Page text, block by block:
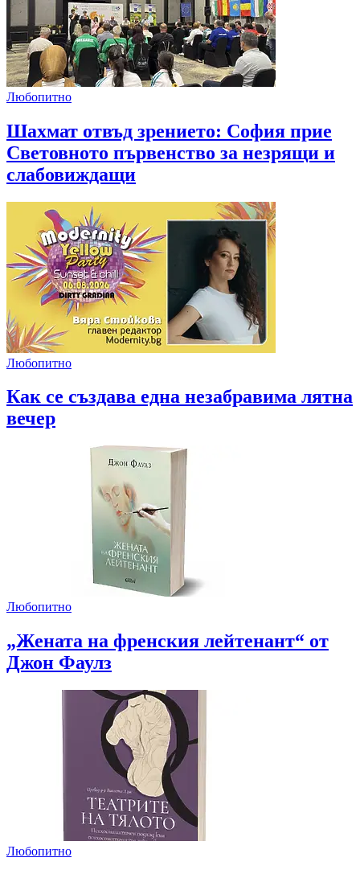
Любопитно
Шахмат отвъд зрението: София прие
Световното първенство за незрящи и
слабовиждащи
Любопитно
Как се създава една незабравима лятна
вечер
Любопитно
„Жената на френския лейтенант“ от
Джон Фаулз
Любопитно